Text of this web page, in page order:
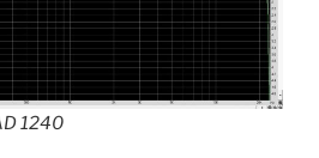
1240